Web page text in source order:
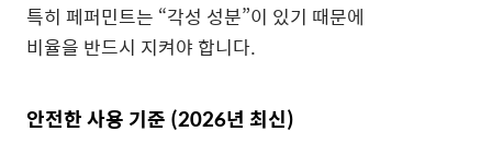
특히 페퍼민트는 “각성 성분”이 있기 때문에
비율을 반드시 지켜야 합니다.
안전한 사용 기준 (2026년 최신)